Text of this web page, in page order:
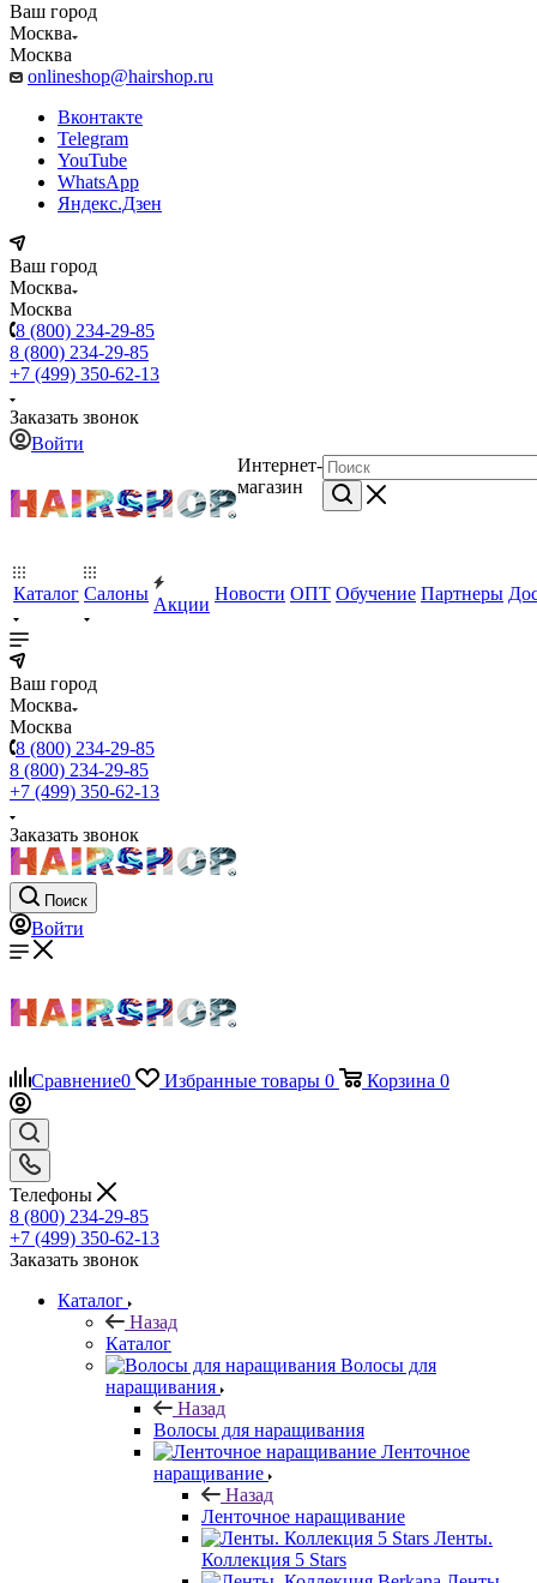
Ваш город
Москва
Москва
onlineshop@hairshop.ru
Вконтакте
Telegram
YouTube
WhatsApp
Яндекс.Дзен
Ваш город
Москва
Москва
8 (800) 234-29-85
8 (800) 234-29-85
+7 (499) 350-62-13
Заказать звонок
Войти
Интернет-
магазин
Каталог Салоны
Акции
Новости ОПТ Обучение Партнеры
Ваш город
Москва
Москва
8 (800) 234-29-85
8 (800) 234-29-85
+7 (499) 350-62-13
Заказать звонок
Поиск
Войти
Сравнение0 Избранные товары 0 Корзина 0
Телефоны
8 (800) 234-29-85
+7 (499) 350-62-13
Заказать звонок
Каталог
Назад
Каталог
Волосы для
наращивания
Назад
Волосы для наращивания
Ленточное
наращивание
Назад
Ленточное наращивание
Ленты.
Коллекция 5 Stars